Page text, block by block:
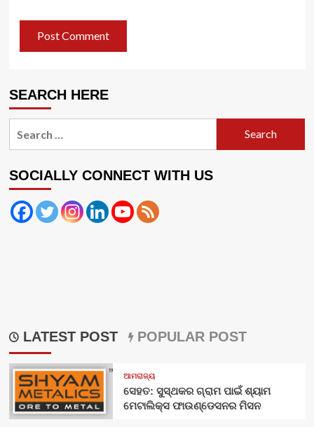
SEARCH HERE
SOCIALLY CONNECT WITH US
LATEST POST POPULAR POST
ଆମରାଜ୍ୟ
ସେହତ: ସୁସ୍ଥକର ଗ୍ରାମ ପାଇଁ ଶ୍ୟାମ
ମେଟାଲିକ୍ସ ଫାଉଣ୍ଡେସନର ମିସନ